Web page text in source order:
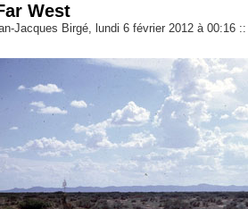
West
Jacques Birgé, lundi 6 février 2012 à 00:16 ::